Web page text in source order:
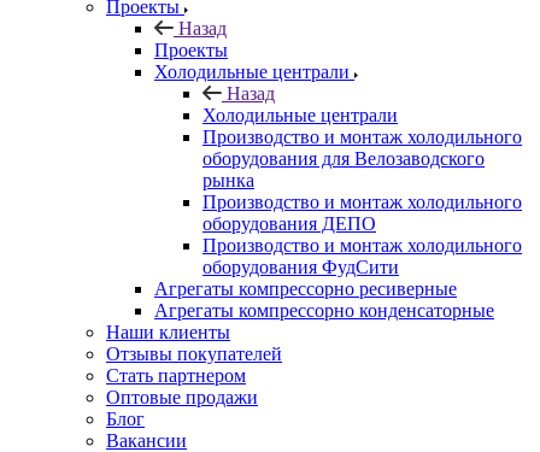
Проекты
Назад
Проекты
Холодильные централи
Назад
Холодильные централи
Производство и монтаж холодильного
оборудования для Велозаводского
рынка
Производство и монтаж холодильного
оборудования ДЕПО
Производство и монтаж холодильного
оборудования ФудСити
Агрегаты компрессорно ресиверные
Агрегаты компрессорно конденсаторные
Наши клиенты
Отзывы покупателей
Стать партнером
Оптовые продажи
Блог
Вакансии